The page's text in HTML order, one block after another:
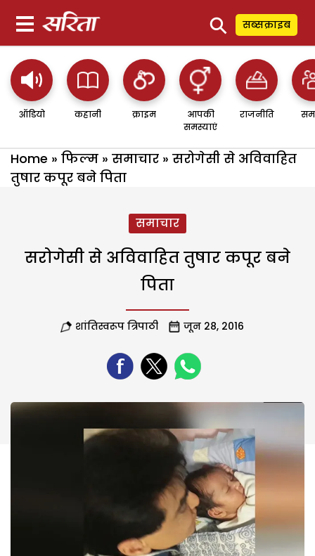
⚲ सब्सक्राइब
ऑडियो कहानी क्राइम
आपकी
समस्याएं
राजनीति
Home » फिल्म » समाचार » सरोगेसी से अविवाहित
तुषार कपूर बने पिता
समाचार
सरोगेसी से अविवाहित तुषार कपूर बने
पिता
शांतिस्वरूप त्रिपाठी जून 28, 2016